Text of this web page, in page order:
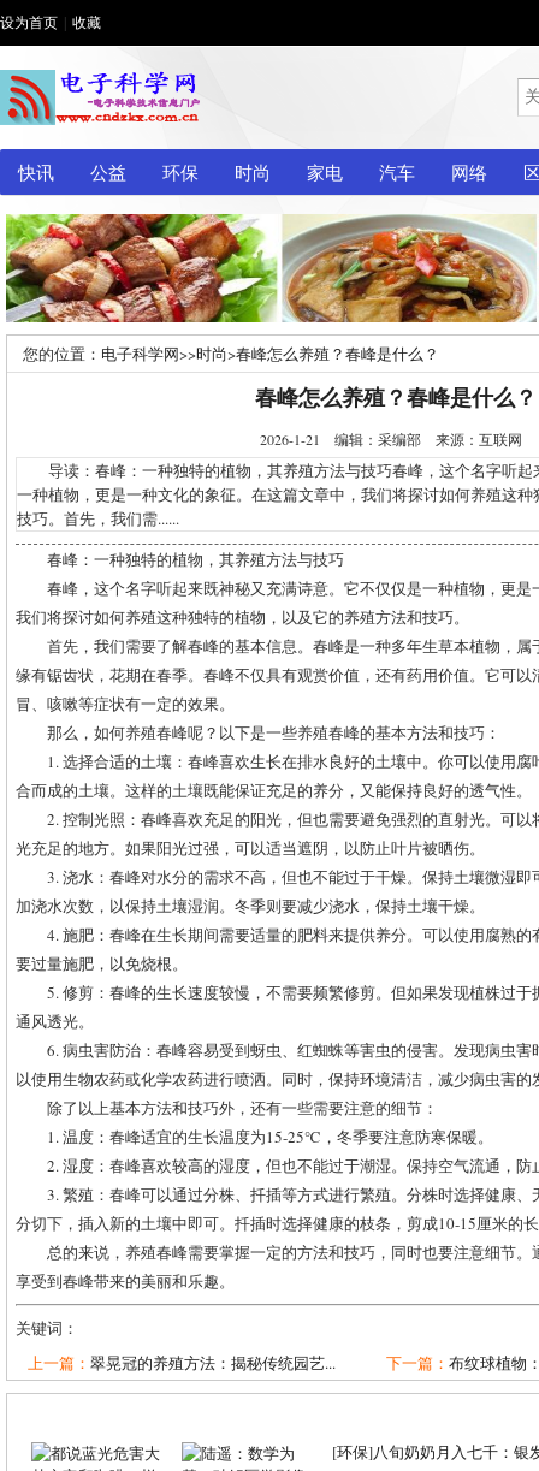
设为首页 收藏
快讯 公益 环保 时尚 家电 汽车 网络
您的位置： 电子科学网>>时尚>春峰怎么养殖？春峰是什么？
春峰怎么养殖？春峰是什么？
2026-1-21 编辑：采编部 来源：互联网
导读：春峰：一种独特的植物，其养殖方法与技巧春峰，这个名字听起
一种植物，更是一种文化的象征。在这篇文章中，我们将探讨如何养殖这
技巧。首先，我们需......
春峰：一种独特的植物，其养殖方法与技巧
春峰，这个名字听起来既神秘又充满诗意。它不仅仅是一种植物，更
我们将探讨如何养殖这种独特的植物，以及它的养殖方法和技巧。
首先，我们需要了解春峰的基本信息。春峰是一种多年生草本植物，
缘有锯齿状，花期在春季。春峰不仅具有观赏价值，还有药用价值。它可
冒、咳嗽等症状有一定的效果。
那么，如何养殖春峰呢？以下是一些养殖春峰的基本方法和技巧：
1. 选择合适的土壤：春峰喜欢生长在排水良好的土壤中。你可以使用
合而成的土壤。这样的土壤既能保证充足的养分，又能保持良好的透气性。
2. 控制光照：春峰喜欢充足的阳光，但也需要避免强烈的直射光。可
光充足的地方。如果阳光过强，可以适当遮阴，以防止叶片被晒伤。
3. 浇水：春峰对水分的需求不高，但也不能过于干燥。保持土壤微湿
加浇水次数，以保持土壤湿润。冬季则要减少浇水，保持土壤干燥。
4. 施肥：春峰在生长期间需要适量的肥料来提供养分。可以使用腐熟
要过量施肥，以免烧根。
5. 修剪：春峰的生长速度较慢，不需要频繁修剪。但如果发现植株过
通风透光。
6. 病虫害防治：春峰容易受到蚜虫、红蜘蛛等害虫的侵害。发现病虫
以使用生物农药或化学农药进行喷洒。同时，保持环境清洁，减少病虫害的
除了以上基本方法和技巧外，还有一些需要注意的细节：
1. 温度：春峰适宜的生长温度为15-25℃，冬季要注意防寒保暖。
2. 湿度：春峰喜欢较高的湿度，但也不能过于潮湿。保持空气流通，防
3. 繁殖：春峰可以通过分株、扦插等方式进行繁殖。分株时选择健康
分切下，插入新的土壤中即可。扦插时选择健康的枝条，剪成10-15厘米的
总的来说，养殖春峰需要掌握一定的方法和技巧，同时也要注意细节
享受到春峰带来的美丽和乐趣。
关键词：
上一篇： 翠晃冠的养殖方法：揭秘传统园艺... 下一篇： 布纹球植物
[环保]八旬奶奶月入七千：银